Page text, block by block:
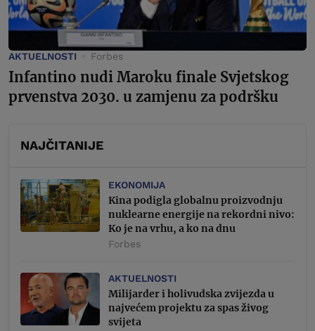
AKTUELNOSTI Forbes
Infantino nudi Maroku finale Svjetskog
prvenstva 2030. u zamjenu za podršku
NAJČITANIJE
EKONOMIJA
Kina podigla globalnu proizvodnju
nuklearne energije na rekordni nivo:
Ko je na vrhu, a ko na dnu
Forbes
AKTUELNOSTI
Milijarder i holivudska zvijezda u
najvećem projektu za spas živog
svijeta